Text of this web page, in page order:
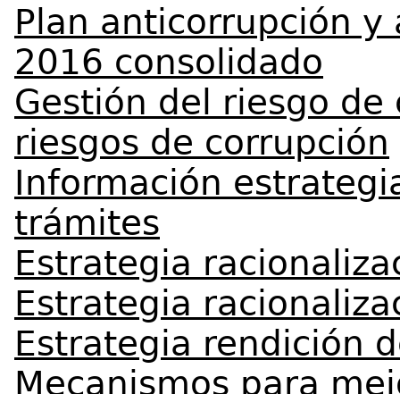
Plan anticorrupción
2016 consolidado
Gestión del riesgo
riesgos de corrupción
Información
trámites
Estrategia
Estrategia
Estrategia rendición
Mecanismos para